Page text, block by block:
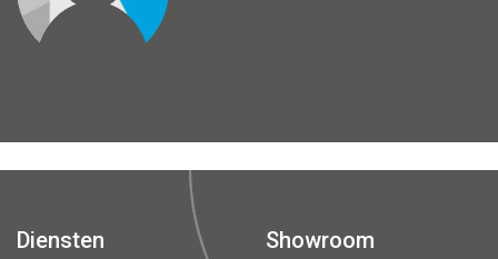
Diensten Showroom